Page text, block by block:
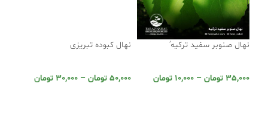
نهال صنوبر سفید ترکیه’
35,000 تومان –
10,000 تومان
نهال کبوده تبریزی
50,000 تومان –
30,000 تومان